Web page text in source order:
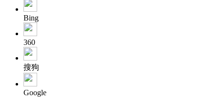
Bing
360
搜狗
Google